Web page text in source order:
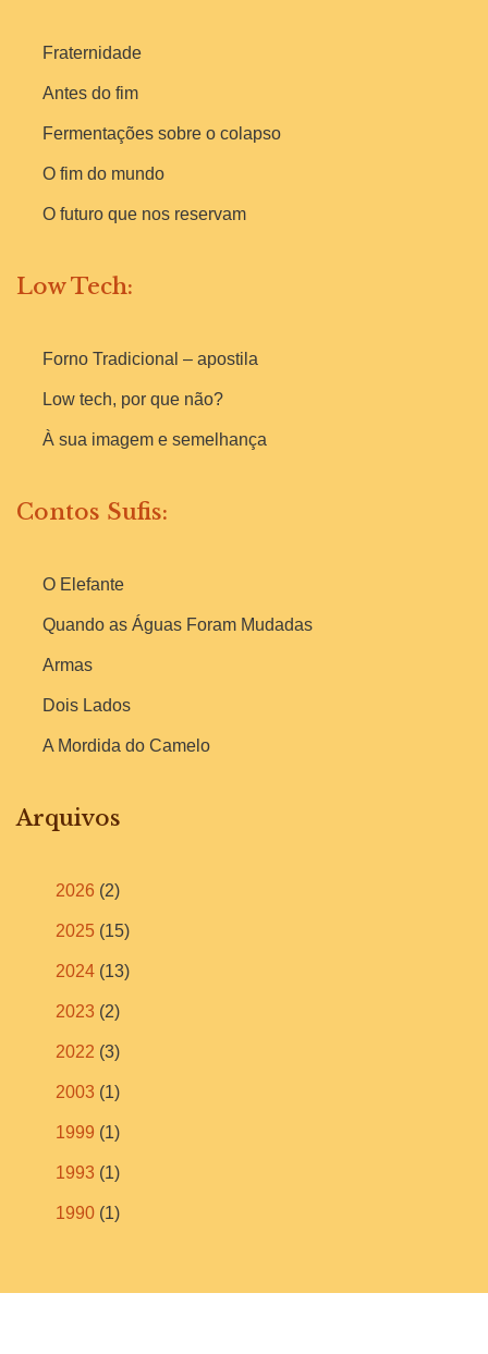
Fraternidade
Antes do fim
Fermentações sobre o colapso
O fim do mundo
O futuro que nos reservam
Low Tech:
Forno Tradicional – apostila
Low tech, por que não?
À sua imagem e semelhança
Contos Sufis:
O Elefante
Quando as Águas Foram Mudadas
Armas
Dois Lados
A Mordida do Camelo
Arquivos
2026 (2)
2025 (15)
2024 (13)
2023 (2)
2022 (3)
2003 (1)
1999 (1)
1993 (1)
1990 (1)